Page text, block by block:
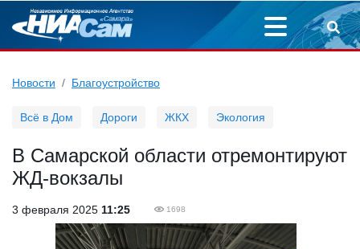
Новости Благоустройство
Всё в Дом Дороги ЖКХ Экология
В Самарской области отремонтируют
ЖД-вокзалы
3 февраля 2025 11:25 1698